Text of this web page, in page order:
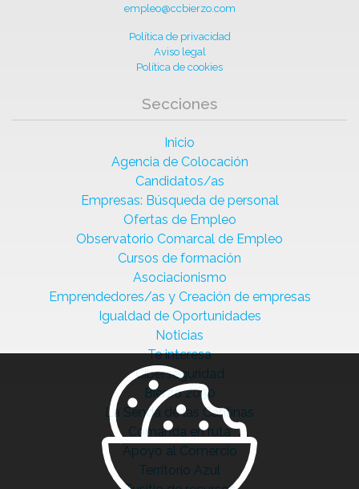
empleo@ccbierzo.com
Política de privacidad
Aviso legal
Política de cookies
Secciones
Inicio
Agencia de Colocación
Candidatos/as
Empresas: Búsqueda de personal
Ofertas de Empleo
Observatorio Comarcal de Empleo
Cursos de formación
Asociacionismo
Emprendedores/as y Creación de empresas
Igualdad de Oportunidades
Noticias
Te interesa
Ciberseguridad
Bierzo 2030
La Senda de las Cantinas
Comanda en ruta
Apoyo al Comercio
Territorio Azul